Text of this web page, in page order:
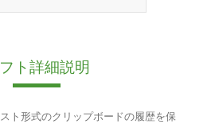
ト詳細説明
ト形式のクリップボードの履歴を保